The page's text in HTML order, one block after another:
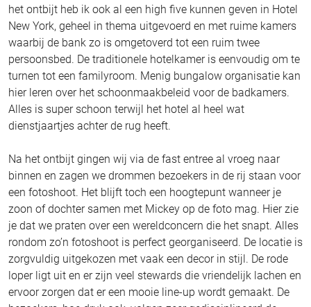
het ontbijt heb ik ook al een high five kunnen geven in Hotel
New York, geheel in thema uitgevoerd en met ruime kamers
waarbij de bank zo is omgetoverd tot een ruim twee
persoonsbed. De traditionele hotelkamer is eenvoudig om te
turnen tot een familyroom. Menig bungalow organisatie kan
hier leren over het schoonmaakbeleid voor de badkamers.
Alles is super schoon terwijl het hotel al heel wat
dienstjaartjes achter de rug heeft.
Na het ontbijt gingen wij via de fast entree al vroeg naar
binnen en zagen we drommen bezoekers in de rij staan voor
een fotoshoot. Het blijft toch een hoogtepunt wanneer je
zoon of dochter samen met Mickey op de foto mag. Hier zie
je dat we praten over een wereldconcern die het snapt. Alles
rondom zo’n fotoshoot is perfect georganiseerd. De locatie is
zorgvuldig uitgekozen met vaak een decor in stijl. De rode
loper ligt uit en er zijn veel stewards die vriendelijk lachen en
ervoor zorgen dat er een mooie line-up wordt gemaakt. De